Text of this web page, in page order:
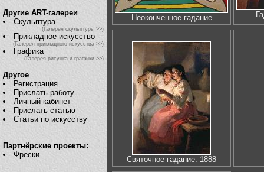
Другие ART-галереи
Скульптура
(Галерея скульптуры >>)
Прикладное искусство
(Галерея прикладного искусства >>)
Графика
(Галерея рисунка и графики >>)
Другое
Регистрация
Прислать работу
Личный кабинет
Прислать статью
Статьи по искусству
Партнёрские проекты:
Фрески
Неоконченное гадание
Святочное гадание. 1888